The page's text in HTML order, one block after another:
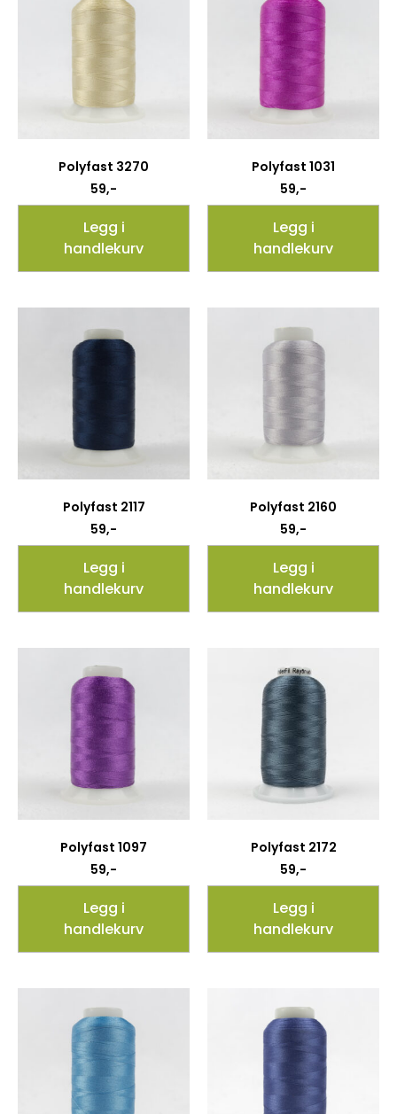
Polyfast 3270
59,-
Legg i
handlekurv
Polyfast 1031
59,-
Legg i
handlekurv
Polyfast 2117
59,-
Legg i
handlekurv
Polyfast 2160
59,-
Legg i
handlekurv
Polyfast 1097
59,-
Legg i
handlekurv
Polyfast 2172
59,-
Legg i
handlekurv